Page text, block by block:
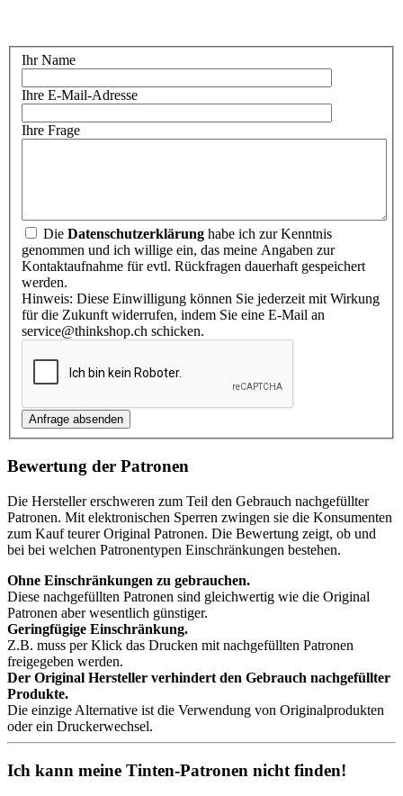
Ihr Name
Ihre E-Mail-Adresse
Ihre Frage
Die Datenschutzerklärung habe ich zur Kenntnis
genommen und ich willige ein, das meine Angaben zur
Kontaktaufnahme für evtl. Rückfragen dauerhaft gespeichert
werden.
Hinweis: Diese Einwilligung können Sie jederzeit mit Wirkung
für die Zukunft widerrufen, indem Sie eine E-Mail an
service@thinkshop.ch schicken.
Bewertung der Patronen
Die Hersteller erschweren zum Teil den Gebrauch nachgefüllter
Patronen. Mit elektronischen Sperren zwingen sie die Konsumenten
zum Kauf teurer Original Patronen. Die Bewertung zeigt, ob und
bei bei welchen Patronentypen Einschränkungen bestehen.
Ohne Einschränkungen zu gebrauchen.
Diese nachgefüllten Patronen sind gleichwertig wie die Original
Patronen aber wesentlich günstiger.
Geringfügige Einschränkung.
Z.B. muss per Klick das Drucken mit nachgefüllten Patronen
freigegeben werden.
Der Original Hersteller verhindert den Gebrauch nachgefüllter
Produkte.
Die einzige Alternative ist die Verwendung von Originalprodukten
oder ein Druckerwechsel.
Ich kann meine Tinten-Patronen nicht finden!